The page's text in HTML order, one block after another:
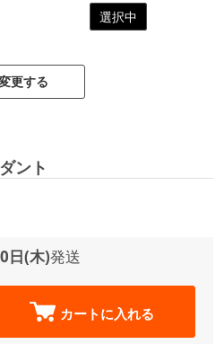
選択中
更する
ント
日(木)発送
カートに入れる